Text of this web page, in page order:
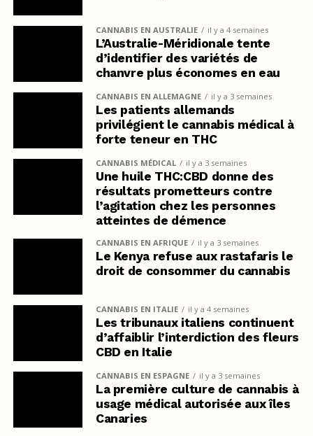
CANNABIS EN AUSTRALIE il y a 4 semaines
L’Australie-Méridionale tente
d’identifier des variétés de
chanvre plus économes en eau
CANNABIS EN ALLEMAGNE il y a 3 semaines
Les patients allemands
privilégient le cannabis médical à
forte teneur en THC
CANNABIS MÉDICAL il y a 3 semaines
Une huile THC:CBD donne des
résultats prometteurs contre
l’agitation chez les personnes
atteintes de démence
CANNABIS EN AFRIQUE il y a 3 semaines
Le Kenya refuse aux rastafaris le
droit de consommer du cannabis
CANNABIS EN ITALIE il y a 4 semaines
Les tribunaux italiens continuent
d’affaiblir l’interdiction des fleurs
CBD en Italie
CANNABIS EN ESPAGNE il y a 3 semaines
La première culture de cannabis à
usage médical autorisée aux îles
Canaries